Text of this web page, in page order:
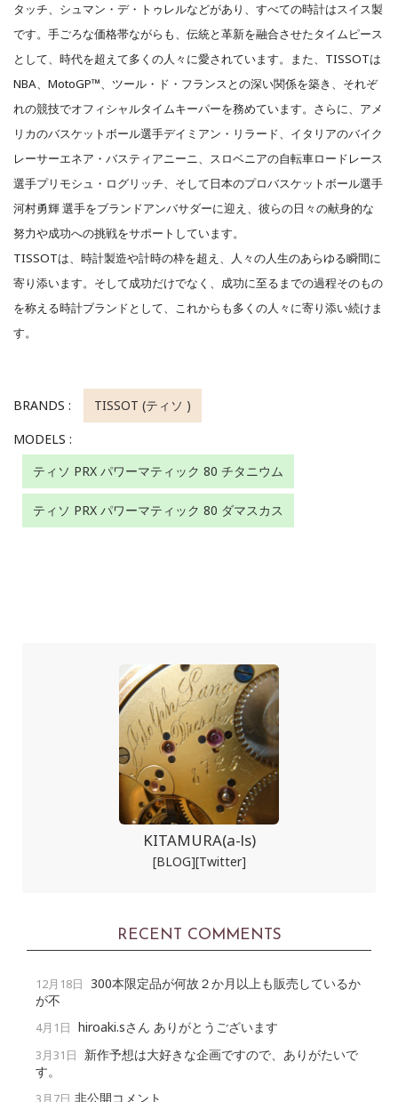
タッチ、シュマン・デ・トゥレルなどがあり、すべての時計はスイス製
です。手ごろな価格帯ながらも、伝統と革新を融合させたタイムピース
として、時代を超えて多くの人々に愛されています。また、TISSOTは
NBA、MotoGP™、ツール・ド・フランスとの深い関係を築き、それぞ
れの競技でオフィシャルタイムキーパーを務めています。さらに、アメ
リカのバスケットボール選手デイミアン・リラード、イタリアのバイク
レーサーエネア・バスティアニーニ、スロベニアの自転車ロードレース
選手プリモシュ・ログリッチ、そして日本のプロバスケットボール選手
河村勇輝 選手をブランドアンバサダーに迎え、彼らの日々の献身的な
努力や成功への挑戦をサポートしています。
TISSOTは、時計製造や計時の枠を超え、人々の人生のあらゆる瞬間に
寄り添います。そして成功だけでなく、成功に至るまでの過程そのもの
を称える時計ブランドとして、これからも多くの人々に寄り添い続けま
す。
BRANDS :
TISSOT (ティソ )
MODELS :
ティソ PRX パワーマティック 80 チタニウム
ティソ PRX パワーマティック 80 ダマスカス
KITAMURA(a-ls)
[BLOG][Twitter]
RECENT COMMENTS
12月18日 300本限定品が何故２か月以上も販売しているか
が不
4月1日 hiroaki.sさん ありがとうございます
3月31日
新作予想は大好きな企画ですので、ありがたいで
す。
非公開コメント